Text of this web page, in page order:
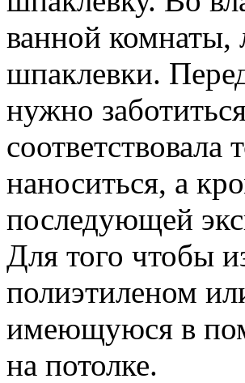
ванной комнаты,
шпаклевки.
нужно
наноситься, а
последующей
Для того чтобы
полиэтиленом
имеющуюся в
на потолке.